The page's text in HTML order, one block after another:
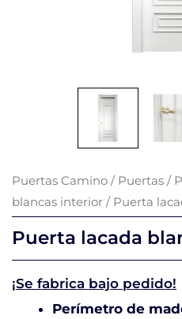
Puertas Camino / Puertas /
blancas interior / Puerta
Puerta lacada
¡Se fabrica bajo pedido!
Perímetro de